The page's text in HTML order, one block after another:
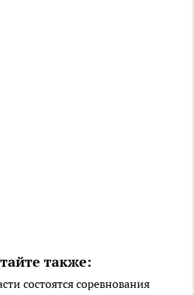
также:
состоятся соревнования